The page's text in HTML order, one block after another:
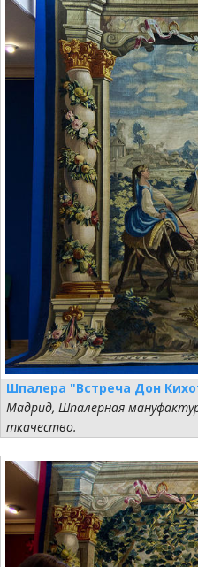
Шпалера "Встреча Дон
Мадрид, Шпалерная
ткачество.